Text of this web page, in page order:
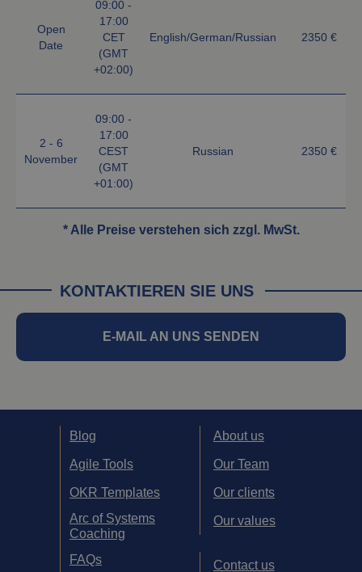
Open
Date
09:00 -
17:00
CET
(GMT
+02:00)
English/German/Russian 2350 €
2 - 6
November
09:00 -
17:00
CEST
(GMT
+01:00)
Russian 2350 €
* Alle Preise verstehen sich zzgl. MwSt.
KONTAKTIEREN SIE UNS
E-MAIL AN UNS SENDEN
Blog
Agile Tools
OKR Templates
Arc of Systems
Coaching
FAQs
About us
Our Team
Our clients
Contact us
Our values